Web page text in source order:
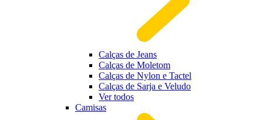
Calças de Jeans
Calças de Moletom
Calças de Nylon e Tactel
Calças de Sarja e Veludo
Ver todos
Camisas